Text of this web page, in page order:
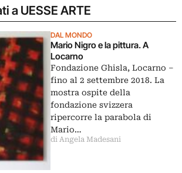
a UESSE ARTE
DAL MONDO
Mario Nigro e la pittura. A
Locarno
Fondazione Ghisla, Locarno ‒
fino al 2 settembre 2018. La
mostra ospite della
fondazione svizzera
ripercorre la parabola di
Mario…
di Angela Madesani